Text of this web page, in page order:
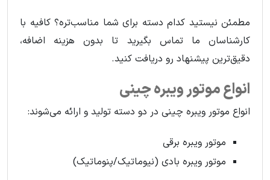
مطمئن نیستید کدام دسته برای شما مناسب‌تره؟ کافیه با
کارشناسان ما تماس بگیرید تا بدون هزینه اضافه،
دقیق‌ترین پیشنهاد رو دریافت کنید.
انواع موتور ویبره چینی
انواع موتور ویبره چینی در دو دسته تولید و ارائه می‌شوند:
موتور ویبره برقی
موتور ویبره بادی (نیوماتیک/پنوماتیک)